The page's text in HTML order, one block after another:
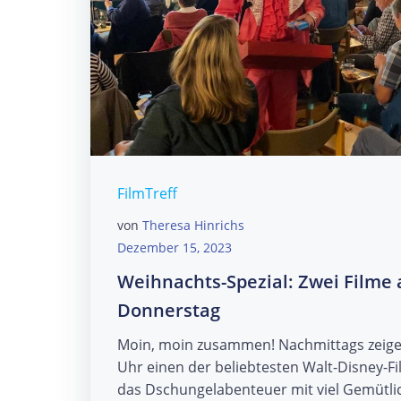
FilmTreff
von Theresa Hinrichs
Dezember 15, 2023
Weihnachts-Spezial: Zwei Filme
Donnerstag
Moin, moin zusammen! Nachmittags
Uhr einen der beliebtesten Walt-Disney-
das Dschungelabenteuer mit viel